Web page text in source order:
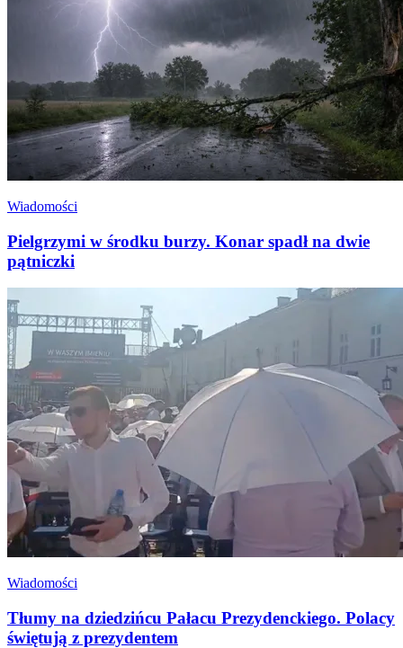
Wiadomości
Pielgrzymi w środku burzy. Konar spadł na dwie
pątniczki
Wiadomości
Tłumy na dziedzińcu Pałacu Prezydenckiego. Polacy
świętują z prezydentem